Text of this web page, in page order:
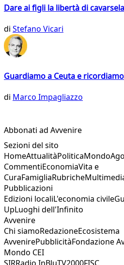
Dare ai figli la libertà di
di Stefano Vicari
Guardiamo a Ceuta e
di Marco Impagliazzo
Abbonati ad Avvenire
Sezioni del sito
HomeAttualitàPoliticaMondo
CommentiEconomiaVita e
CuraFamigliaRubriche
Pubblicazioni
Edizioni localiL'economia civile
UpLuoghi dell'Infinito
Avvenire
Chi siamoRedazioneEcosistema
AvvenirePubblicitàFondazione
Mondo CEI